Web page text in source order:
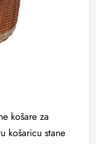
košare za
košaricu stane